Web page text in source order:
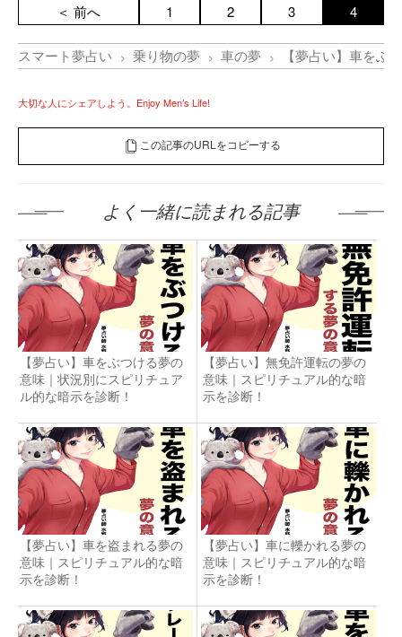
＜ 前へ 1 2 3 4
スマート夢占い 乗り物の夢 車の夢 【夢占い】車をぶ
大切な人にシェアしよう。Enjoy Men’s Life!
この記事のURLをコピーする
よく一緒に読まれる記事
【夢占い】車をぶつける夢の
意味｜状況別にスピリチュア
ル的な暗示を診断！
【夢占い】無免許運転の夢の
意味｜スピリチュアル的な暗
示を診断！
【夢占い】車を盗まれる夢の
意味｜スピリチュアル的な暗
示を診断！
【夢占い】車に轢かれる夢の
意味｜スピリチュアル的な暗
示を診断！